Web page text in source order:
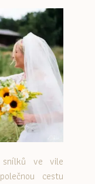
snílků ve vile
cestu